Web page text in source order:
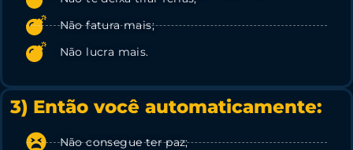
Não fatura mais;
Não lucra mais.
3) Então você automaticamente:
Não consegue ter paz;